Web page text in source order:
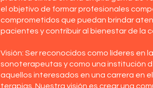
el objetivo de formar profesionales
comprometidos que puedan brindar
pacientes y contribuir al bienestar de la
Visión: Ser reconocidos como líderes en
sonoterapeutas y como una institución
aquellos interesados ​​en una carrera en
terapias. Nuestra visión es crear una